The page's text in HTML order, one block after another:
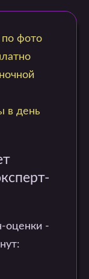
фото
в день
оценки -